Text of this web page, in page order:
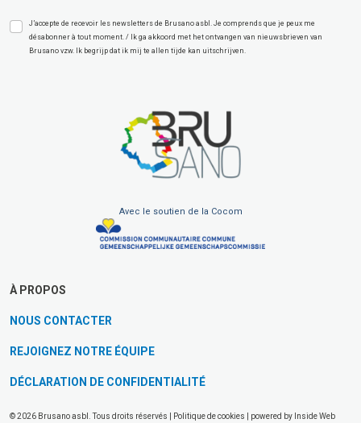
J’accepte de recevoir les newsletters de Brusano asbl. Je comprends que je peux me
désabonner à tout moment. / Ik ga akkoord met het ontvangen van nieuwsbrieven van
Brusano vzw. Ik begrijp dat ik mij te allen tijde kan uitschrijven.
Avec le soutien de la Cocom
À PROPOS
NOUS CONTACTER
REJOIGNEZ NOTRE ÉQUIPE
DÉCLARATION DE CONFIDENTIALITÉ
© 2026 Brusano asbl. Tous droits réservés | Politique de cookies | powered by Inside Web